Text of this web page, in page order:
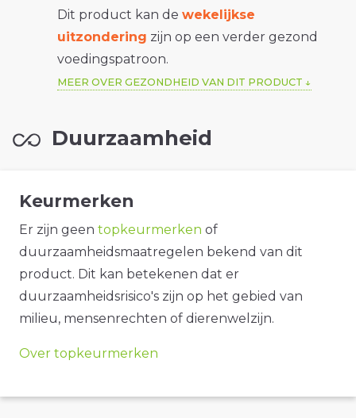
Dit product kan de wekelijkse
uitzondering zijn op een verder gezond
voedingspatroon.
MEER OVER GEZONDHEID VAN DIT PRODUCT
Duurzaamheid
Keurmerken
Er zijn geen topkeurmerken of
duurzaamheidsmaatregelen bekend van dit
product. Dit kan betekenen dat er
duurzaamheidsrisico's zijn op het gebied van
milieu, mensenrechten of dierenwelzijn.
Over topkeurmerken